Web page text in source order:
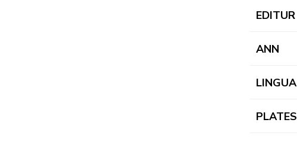
EDITUR
ANN
LINGUA
PLATES